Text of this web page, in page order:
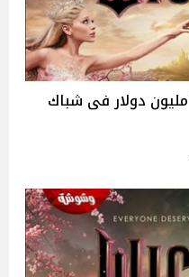
"Wicked" يتخطى حاجز 725 مليون دولار فى شباك